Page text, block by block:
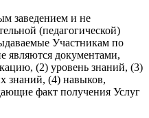
заведением и не
(педагогической)
Участникам по
являются документами,
(2) уровень знаний, (3)
знаний, (4) навыков,
факт получения Услуг